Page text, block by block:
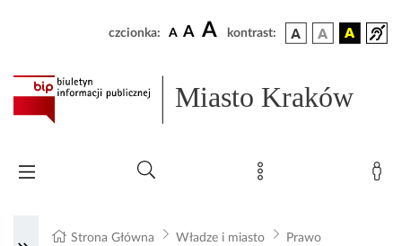
czcionka: A A A kontrast:
Miasto Kraków
Strona Główna Władze i miasto
Prawo